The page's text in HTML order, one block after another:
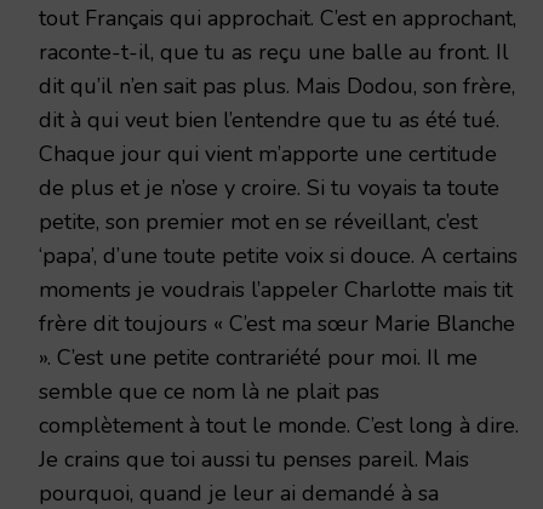
tout Français qui approchait. C’est en approchant,
raconte-t-il, que tu as reçu une balle au front. Il
dit qu’il n’en sait pas plus. Mais Dodou, son frère,
dit à qui veut bien l’entendre que tu as été tué.
Chaque jour qui vient m’apporte une certitude
de plus et je n’ose y croire. Si tu voyais ta toute
petite, son premier mot en se réveillant, c’est
‘papa’, d’une toute petite voix si douce. A certains
moments je voudrais l’appeler Charlotte mais tit
frère dit toujours « C’est ma sœur Marie Blanche
». C’est une petite contrariété pour moi. Il me
semble que ce nom là ne plait pas
complètement à tout le monde. C’est long à dire.
Je crains que toi aussi tu penses pareil. Mais
pourquoi, quand je leur ai demandé à sa